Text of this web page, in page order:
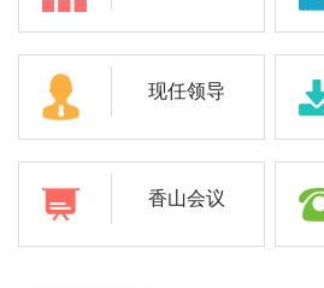
现任领导
香山会议